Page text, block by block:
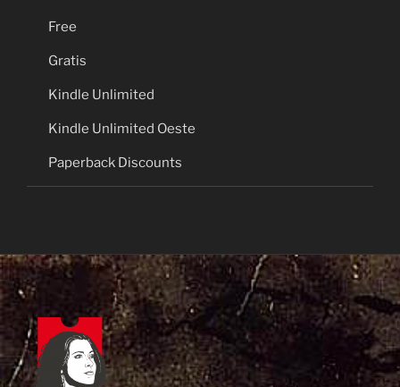
Free
Gratis
Kindle Unlimited
Kindle Unlimited Oeste
Paperback Discounts